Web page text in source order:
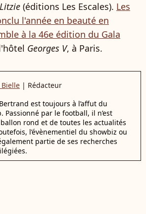
(éditions Les Escales). Les
l'année en beauté en
à la 46e édition du Gala
Georges V, à Paris.
| Rédacteur
est toujours à l’affut du
Passionné par le football, il n’est
rond et de toutes les actualités
l’évènementiel du showbiz ou
partie de ses recherches